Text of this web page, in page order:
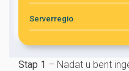
Serverregio
Stap 1 – Nadat u bent